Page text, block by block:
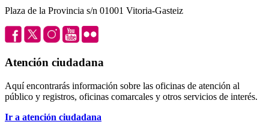
Plaza de la Provincia s/n 01001 Vitoria-Gasteiz
Atención ciudadana
Aquí encontrarás información sobre las oficinas de atención al
público y registros, oficinas comarcales y otros servicios de interés.
Ir a atención ciudadana